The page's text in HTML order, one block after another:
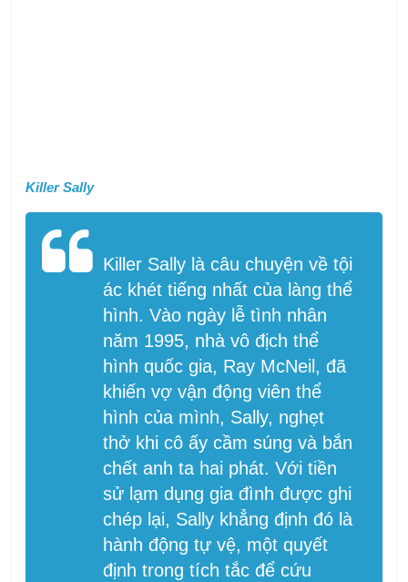
Killer Sally
Killer Sally là câu chuyện về tội
ác khét tiếng nhất của làng thể
hình. Vào ngày lễ tình nhân
năm 1995, nhà vô địch thể
hình quốc gia, Ray McNeil, đã
khiến vợ vận động viên thể
hình của mình, Sally, nghẹt
thở khi cô ấy cầm súng và bắn
chết anh ta hai phát. Với tiền
sử lạm dụng gia đình được ghi
chép lại, Sally khẳng định đó là
hành động tự vệ, một quyết
định trong tích tắc để cứu